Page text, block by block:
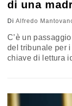
di una
Di Alfredo
C’è un
del tribunale per
chiave di lettura
di tutelare tali